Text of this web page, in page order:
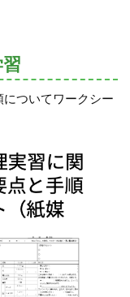
ついてワークシー